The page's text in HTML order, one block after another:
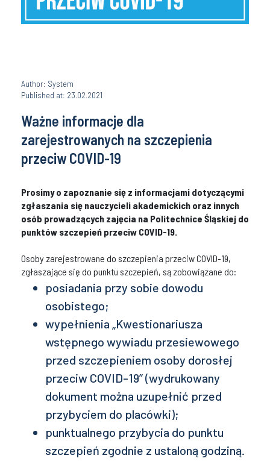
Author: System
Published at: 23.02.2021
Ważne informacje dla
zarejestrowanych na szczepienia
przeciw COVID-19
Prosimy o zapoznanie się z informacjami dotyczącymi
zgłaszania się nauczycieli akademickich oraz innych
osób prowadzących zajęcia na Politechnice Śląskiej do
punktów szczepień przeciw COVID-19.
Osoby zarejestrowane do szczepienia przeciw COVID-19,
zgłaszające się do punktu szczepień, są zobowiązane do:
posiadania przy sobie dowodu
osobistego;
wypełnienia „Kwestionariusza
wstępnego wywiadu przesiewowego
przed szczepieniem osoby dorosłej
przeciw COVID-19” (wydrukowany
dokument można uzupełnić przed
przybyciem do placówki);
punktualnego przybycia do punktu
szczepień zgodnie z ustaloną godziną.